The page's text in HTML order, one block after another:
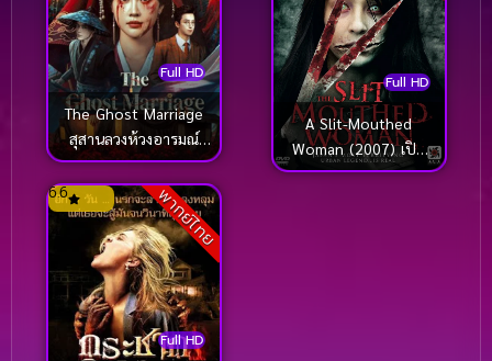
Full HD
The Ghost Marriage
สุสานลวงห้วงอารมณ์
(2026)
Full HD
A Slit-Mouthed
Woman (2007) เปิด
ตำนานฆ่าเปิดปาก
พากย์ไทย
Full HD
6.6